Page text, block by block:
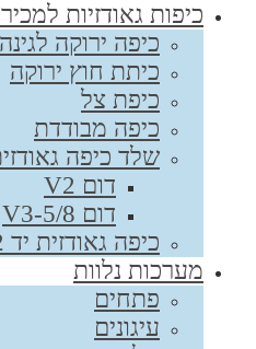
כיפות גאודזיות למכירה
כיפה ירוקה לגינה
כיתת חוץ ירוקה
כיפת צל
כיפה מבודדת
שלד כיפה גאודזית
דום V2
דום V3-5/8
כיפה גאודזית יד 2
מערכות נלוות
פתחים
עיגונים